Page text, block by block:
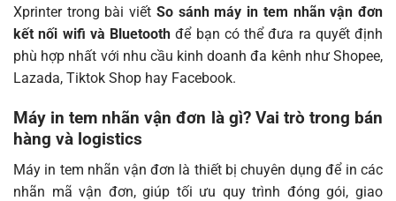
Xprintertrong bài viết So sánh máy in tem nhãn vận đơn
kết nối wifi và Bluetooth để bạn có thể đưa ra quyết định
phù hợp nhất với nhu cầu kinh doanh đa kênh như Shopee,
Lazada, Tiktok Shop hay Facebook.
Máy in tem nhãn vận đơn là gì? Vai trò trong bán
hàng và logistics
Máy in tem nhãn vận đơn là thiết bị chuyên dụng để in các
nhãn mã vận đơn, giúp tối ưu quy trình đóng gói, giao